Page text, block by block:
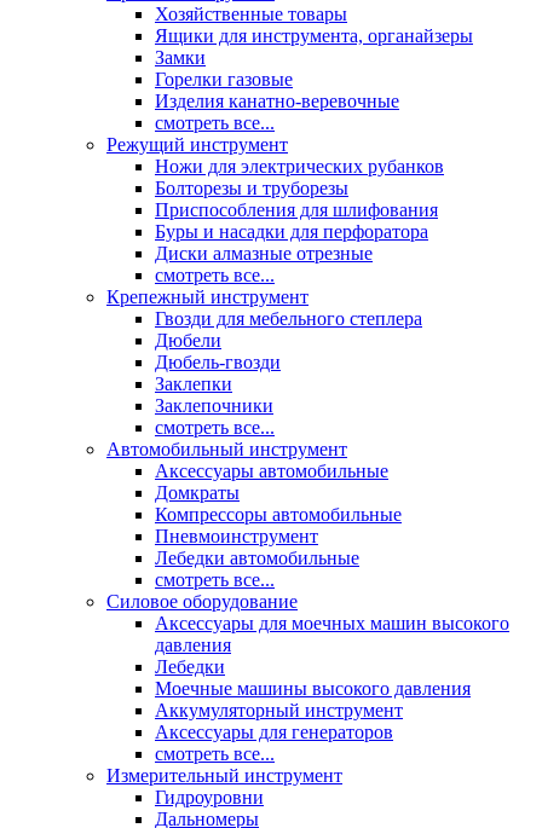
Хозяйственные товары
Ящики для инструмента, органайзеры
Замки
Горелки газовые
Изделия канатно-веревочные
смотреть все...
Режущий инструмент
Ножи для электрических рубанков
Болторезы и труборезы
Приспособления для шлифования
Буры и насадки для перфоратора
Диски алмазные отрезные
смотреть все...
Крепежный инструмент
Гвозди для мебельного степлера
Дюбели
Дюбель-гвозди
Заклепки
Заклепочники
смотреть все...
Автомобильный инструмент
Аксессуары автомобильные
Домкраты
Компрессоры автомобильные
Пневмоинструмент
Лебедки автомобильные
смотреть все...
Силовое оборудование
Аксессуары для моечных машин высокого
давления
Лебедки
Моечные машины высокого давления
Аккумуляторный инструмент
Аксессуары для генераторов
смотреть все...
Измерительный инструмент
Гидроуровни
Дальномеры